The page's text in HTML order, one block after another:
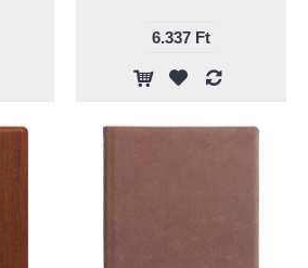
6.337 Ft